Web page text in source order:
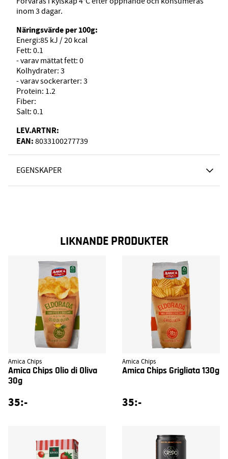
inom 3 dagar.
Näringsvärde per 100g:
Energi:85 kJ / 20 kcal
Fett: 0.1
- varav mättat fett: 0
Kolhydrater: 3
- varav sockerarter: 3
Protein: 1.2
Fiber:
Salt: 0.1
LEV.ARTNR:
EAN: 8033100277739
EGENSKAPER
LIKNANDE PRODUKTER
Amica Chips
Amica Chips Olio di Oliva
30g
35:-
Amica Chips
Amica Chips Grigliata 130g
35:-